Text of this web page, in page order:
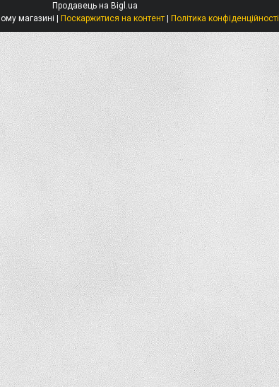
Продавець на Bigl.ua
Поскаржитися на контент Політика конфіденційності